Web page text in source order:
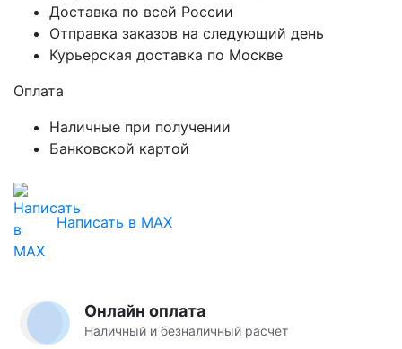
Доставка по всей России
Отправка заказов на следующий день
Курьерская доставка по Москве
Оплата
Наличные при получении
Банковской картой
Написать в MAX
Онлайн оплата
Наличный и безналичный расчет